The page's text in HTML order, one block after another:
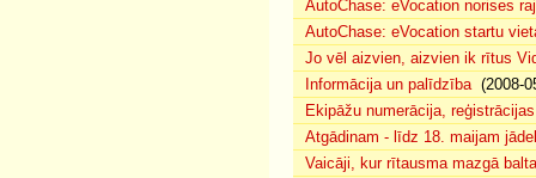
AutoChase: eVocation norises
AutoChase: eVocation startu
Jo vēl aizvien, aizvien ik rītus
Informācija un palīdzība(2008-
Ekipāžu numerācija,
Atgādinam - līdz 18. maijam
Vaicāji, kur rītausma mazgā